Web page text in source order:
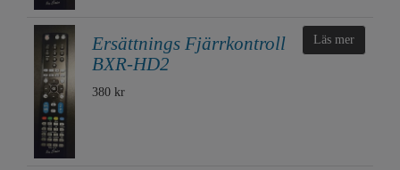
Ersättnings Fjärrkontroll
BXR-HD2
380 kr
Läs mer